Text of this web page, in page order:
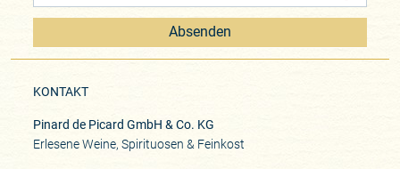
Absenden
KONTAKT
Pinard de Picard GmbH & Co. KG
Erlesene Weine, Spirituosen & Feinkost